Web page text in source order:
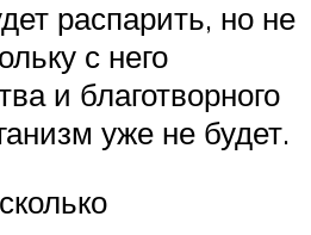
распарить, но не
с него
и благотворного
уже не будет.